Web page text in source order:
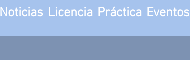
Noticias Licencia Práctica Eventos